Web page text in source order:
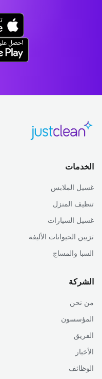
الخدمات
غسيل الملابس
تنظيف المنزل
غسيل السيارات
تزيين الحيوانات الأليفة
السبا والمساج
الشركة
من نحن
المؤسسون
الفريق
الأخبار
الوظائف